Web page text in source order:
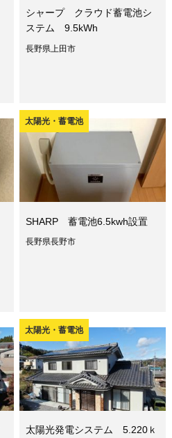
シャープ クラウド蓄電池シ
ステム 9.5kWh
長野県上田市
太陽光・蓄電池
SHARP 蓄電池6.5kwh設置
長野県長野市
太陽光・蓄電池
太陽光発電システム 5.220ｋ